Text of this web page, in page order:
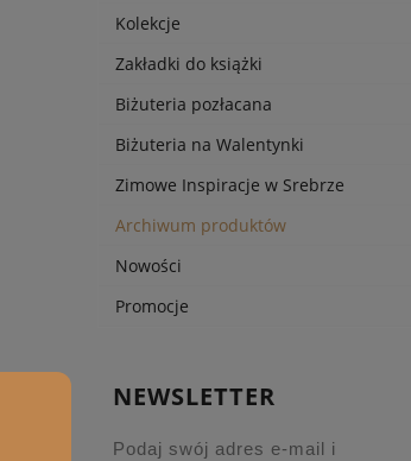
Kolekcje
Zakładki do książki
Biżuteria pozłacana
Biżuteria na Walentynki
Zimowe Inspiracje w Srebrze
Archiwum produktów
Nowości
Promocje
NEWSLETTER
Podaj swój adres e-mail i